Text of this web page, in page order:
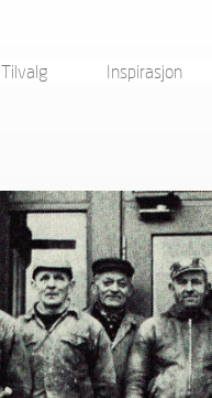
Tilvalg Inspirasjon